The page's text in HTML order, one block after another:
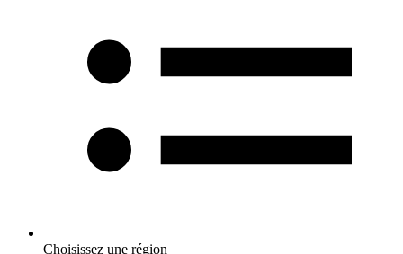
Choisissez une région